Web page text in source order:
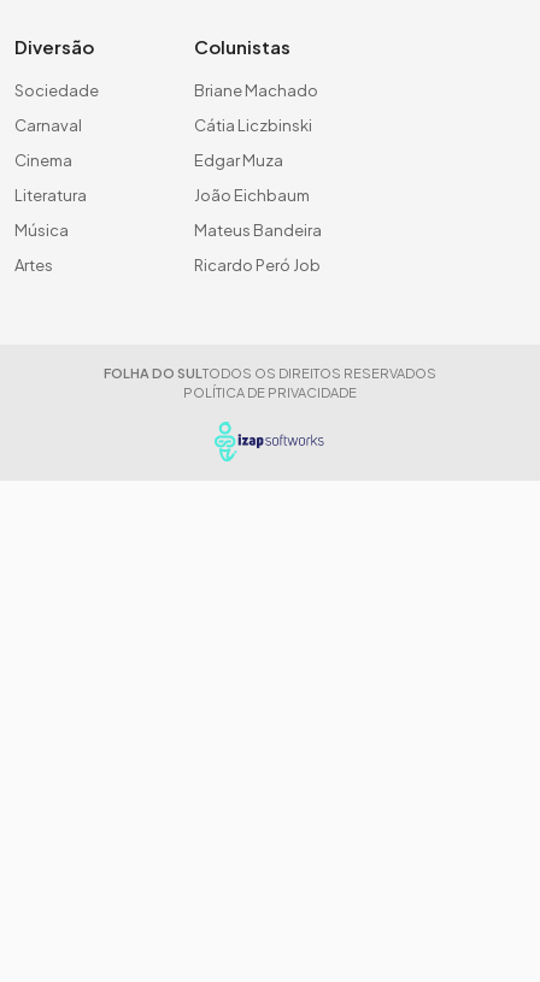
Diversão
Sociedade
Carnaval
Cinema
Literatura
Música
Artes
Colunistas
Briane Machado
Cátia Liczbinski
Edgar Muza
João Eichbaum
Mateus Bandeira
Ricardo Peró Job
FOLHA DO SUL TODOS OS DIREITOS RESERVADOS
POLÍTICA DE PRIVACIDADE